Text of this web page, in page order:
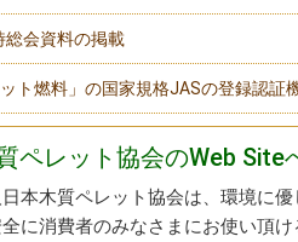
総会資料の掲載
ット燃料」の国家規格JASの登録認証
レット協会のWeb Site
本木質ペレット協会は、環境に
に消費者のみなさまにお使い頂け